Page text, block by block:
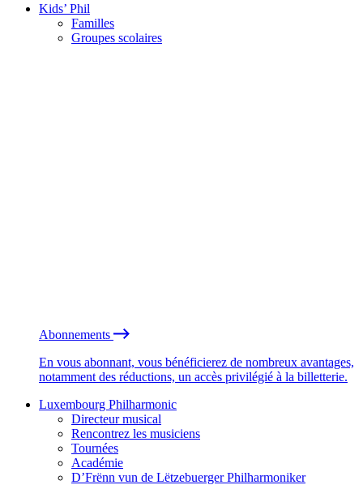
Kids’ Phil
Familles
Groupes scolaires
Abonnements
En vous abonnant, vous bénéficierez de nombreux avantages,
notamment des réductions, un accès privilégié à la billetterie.
Luxembourg Philharmonic
Directeur musical
Rencontrez les musiciens
Tournées
Académie
D’Frënn vun de Lëtzebuerger Philharmoniker